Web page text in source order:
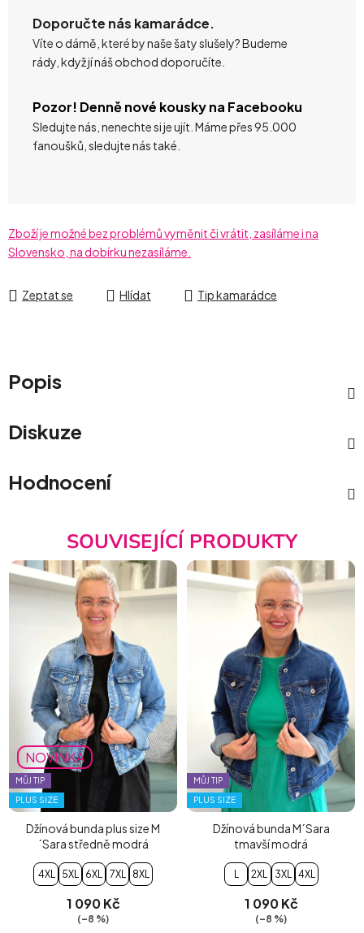
Doporučte nás kamarádce.
Víte o dámě, které by naše šaty slušely? Budeme
rády, když jí náš obchod doporučíte.
Pozor! Denně nové kousky na Facebooku
Sledujte nás, nenechte si je ujít. Máme přes 95.000
fanoušků, sledujte nás také.
Zboží je možné bez problémů vyměnit či vrátit, zasíláme i na
Slovensko, na dobírku nezasíláme.
Zeptat se Hlídat Tip kamarádce
Popis
Diskuze
Hodnocení
SOUVISEJÍCÍ PRODUKTY
NOVINKA
MŮJ TIP
PLUS SIZE
Džínová bunda plus size M
´Sara středně modrá
4XL 5XL 6XL 7XL 8XL
1 090 Kč
(–8 %)
MŮJ TIP
PLUS SIZE
Džínová bunda M´Sara
tmavší modrá
L 2XL 3XL 4XL
1 090 Kč
(–8 %)